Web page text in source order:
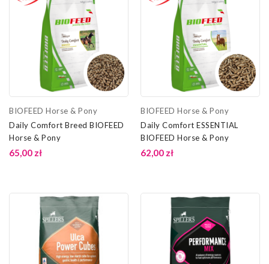
BIOFEED Horse & Pony
Daily Comfort Breed BIOFEED
Horse & Pony
65,00 zł
BIOFEED Horse & Pony
Daily Comfort ESSENTIAL
BIOFEED Horse & Pony
62,00 zł